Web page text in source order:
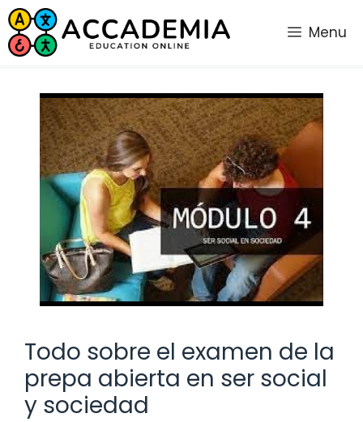
Saltar
al
contenido
Menu
Todo sobre el examen de la
prepa abierta en ser social
y sociedad